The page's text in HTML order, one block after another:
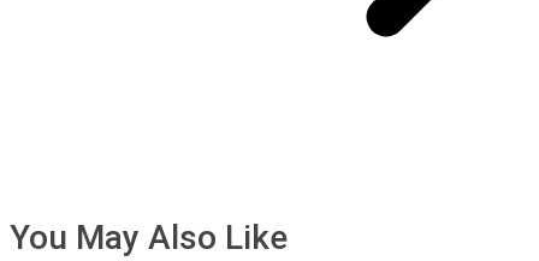
You May Also Like